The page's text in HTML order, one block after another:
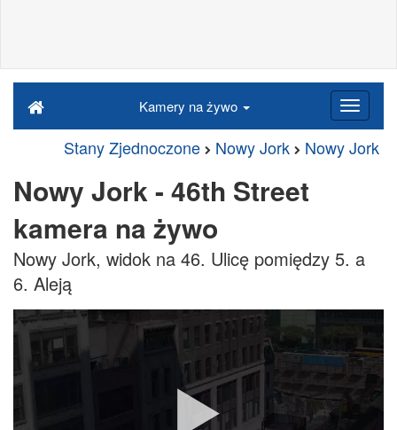
Kamery na żywo
Stany Zjednoczone Nowy Jork Nowy Jork
Nowy Jork - 46th Street
kamera na żywo
Nowy Jork, widok na 46. Ulicę pomiędzy 5. a
6. Aleją